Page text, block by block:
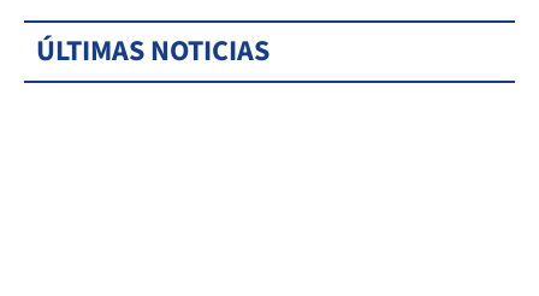
ÚLTIMAS NOTICIAS